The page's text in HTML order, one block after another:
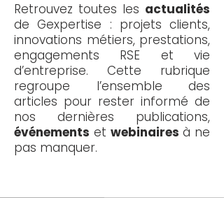
Retrouvez toutes les actualités
de Gexpertise : projets clients,
innovations métiers, prestations,
engagements RSE et vie
d’entreprise. Cette rubrique
regroupe l’ensemble des
articles pour rester informé de
nos dernières publications,
événements et webinaires à ne
pas manquer.